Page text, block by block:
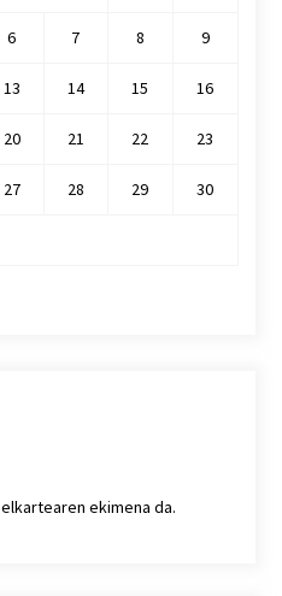
6 7 8 9
13 14 15 16
20 21 22 23
27 28 29 30
elkartearen ekimena da.